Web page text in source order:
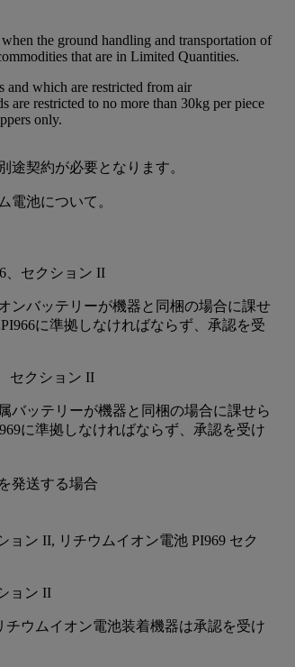
the ground handling and transportation of
that are in Limited Quantities.
which are restricted from air
are restricted to no more than 30kg per piece
only.
途契約が必要となります。
電池について。
、セクション II
ンバッテリーが機器と同梱の場合に課せ
に準拠しなければならず、承認を受
セクション II
バッテリーが機器と同梱の場合に課せら
に準拠しなければならず、承認を受け
発送する場合
ョン II, リチウムイオン電池 PI969 セク
ョン II
チウムイオン電池装着機器は承認を受け